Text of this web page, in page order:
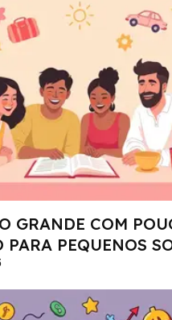
GRANDE COM
PARA PEQUENOS